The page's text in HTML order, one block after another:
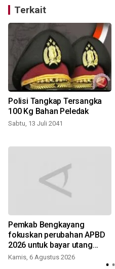
Terkait
Polisi Tangkap Tersangka
100 Kg Bahan Peledak
Sabtu, 13 Juli 2041
Pemkab Bengkayang
fokuskan perubahan APBD
2026 untuk bayar utang
Rp10,48 miliar
Kamis, 6 Agustus 2026